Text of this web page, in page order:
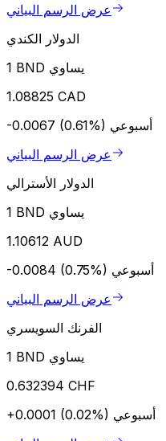
عرض الرسم البياني
الدولار الكندي
1 BND يساوي
1.08825 CAD
-0.0067 (0.61%) أسبوعي
عرض الرسم البياني
الدولار الأسترالي
1 BND يساوي
1.10612 AUD
-0.0084 (0.75%) أسبوعي
عرض الرسم البياني
الفرنك السويسري
1 BND يساوي
0.632394 CHF
+0.0001 (0.02%) أسبوعي